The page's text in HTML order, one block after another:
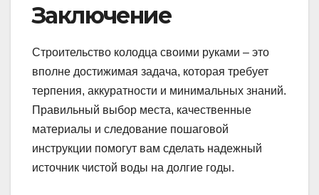
Заключение
Строительство колодца своими руками – это
вполне достижимая задача, которая требует
терпения, аккуратности и минимальных знаний.
Правильный выбор места, качественные
материалы и следование пошаговой
инструкции помогут вам сделать надежный
источник чистой воды на долгие годы.